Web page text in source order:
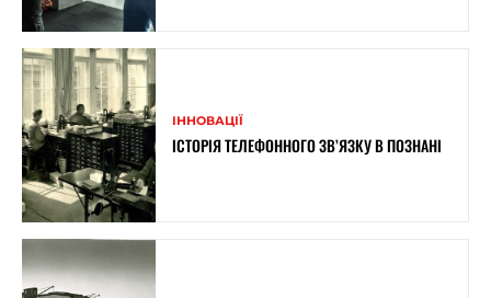
ІННОВАЦІЇ
ІСТОРІЯ ТЕЛЕФОННОГО ЗВ’ЯЗКУ В ПОЗНАНІ